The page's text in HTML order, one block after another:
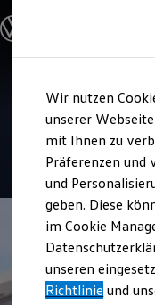
Hauptinhalt
springen
Footer
springen
Modelle und
Modelle
Elektroautos
ENERGY
SUV und CUV
Kombis
Sportwagen
Schnell
Angebote und
Aktuelle
E-Auto-
Volkswagen
Service
Autohaus
4.9|
Wir nutzen
unserer
mit Ihnen zu
Präferenzen
und
geben. Diese
im Cookie
unseren
Richtlinie und